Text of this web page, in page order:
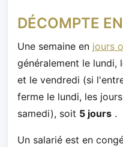
DÉCOMPTE
Une semaine en jours
généralement le lundi,
et le vendredi (si
ferme le lundi, les
samedi), soit 5 jours .
Un salarié est en